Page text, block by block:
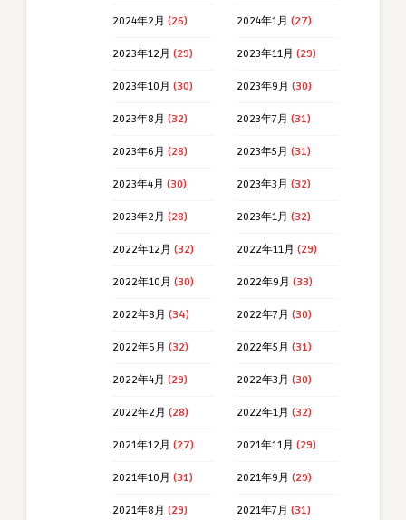
2024年2月 (26) 2024年1月 (27)
2023年12月 (29) 2023年11月 (29)
2023年10月 (30) 2023年9月 (30)
2023年8月 (32) 2023年7月 (31)
2023年6月 (28) 2023年5月 (31)
2023年4月 (30) 2023年3月 (32)
2023年2月 (28) 2023年1月 (32)
2022年12月 (32) 2022年11月 (29)
2022年10月 (30) 2022年9月 (33)
2022年8月 (34) 2022年7月 (30)
2022年6月 (32) 2022年5月 (31)
2022年4月 (29) 2022年3月 (30)
2022年2月 (28) 2022年1月 (32)
2021年12月 (27) 2021年11月 (29)
2021年10月 (31) 2021年9月 (29)
2021年8月 (29) 2021年7月 (31)